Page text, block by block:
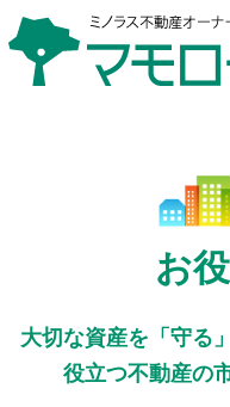
お
大切な資産を「守る
役立つ不動産の